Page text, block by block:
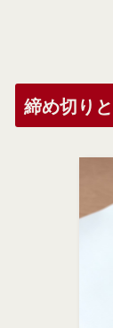
締め切り